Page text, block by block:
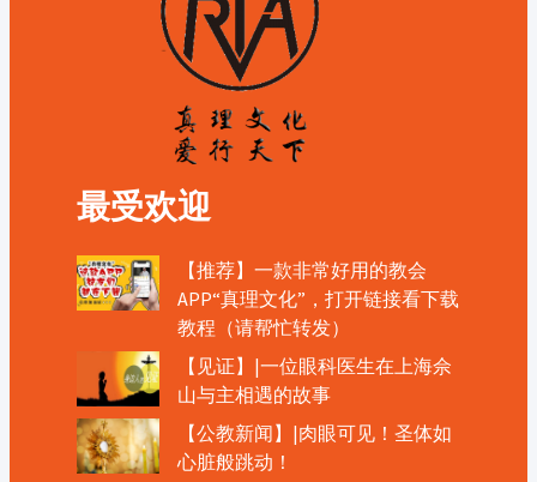
最受欢迎
【推荐】一款非常好用的教会
APP“真理文化”，打开链接看下载
教程（请帮忙转发）
【见证】|一位眼科医生在上海佘
山与主相遇的故事
【公教新闻】|肉眼可见！圣体如
心脏般跳动！